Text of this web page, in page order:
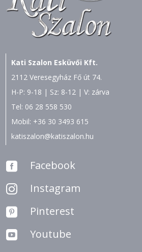
Kati Szalon Esküvői Kft.
2112 Veresegyház Fő út 74.
H-P: 9-18 | Sz: 8-12 | V: zárva
Tel: 06 28 558 530
Mobil: +36 30 3493 615
katiszalon@katiszalon.hu
 Facebook
 Instagram
 Pinterest
 Youtube